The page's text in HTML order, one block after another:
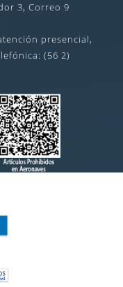
3, Correo 9
presencial,
(56 2)